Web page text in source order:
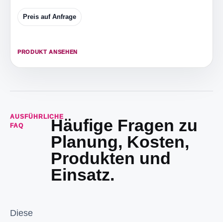
Preis auf Anfrage
PRODUKT ANSEHEN
AUSFÜHRLICHE
FAQ
Häufige Fragen zu
Planung, Kosten,
Produkten und
Einsatz.
Diese